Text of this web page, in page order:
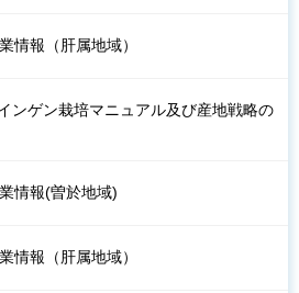
情報（肝属地域）
ンゲン栽培マニュアル及び産地戦略の
情報(曽於地域)
情報（肝属地域）